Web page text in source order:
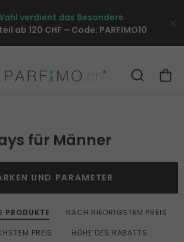
verdient das Besondere
ab 120 CHF – Code: PARFIMO10
für Männer
PRODUKTE
NACH NIEDRIGSTEM PREIS
PREIS
HÖHE DES RABATTS
UND PARAMETER